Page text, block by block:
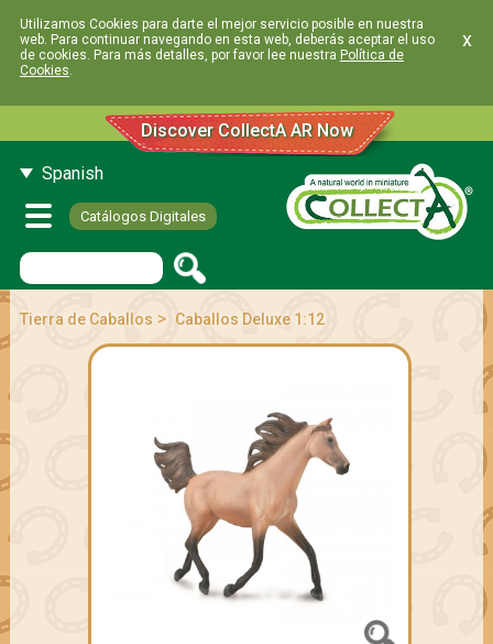
Utilizamos Cookies para darte el mejor servicio posible en nuestra
web. Para continuar navegando en esta web, deberás aceptar el uso
de cookies. Para más detalles, por favor lee nuestra Política de
Cookies.
x
Discover CollectA AR Now
Spanish
Catálogos Digitales
Tierra de Caballos > Caballos Deluxe 1:12